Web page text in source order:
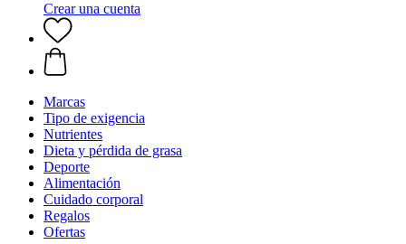
Crear una cuenta
Marcas
Tipo de exigencia
Nutrientes
Dieta y pérdida de grasa
Deporte
Alimentación
Cuidado corporal
Regalos
Ofertas